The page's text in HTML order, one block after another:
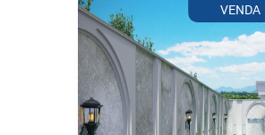
VENDA